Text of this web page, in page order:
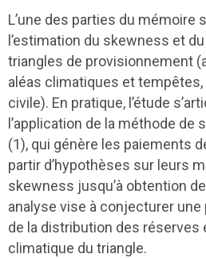
L’une des parties du mémoire
l’estimation du skewness et
triangles de provisionnement
aléas climatiques et
civile). En pratique, l’étude
l’application de la méthode de
(1), qui génère les paiements
partir d’hypothèses sur leurs
skewness jusqu’à obtention
analyse vise à conjecturer
de la distribution des réserves
climatique du triangle.